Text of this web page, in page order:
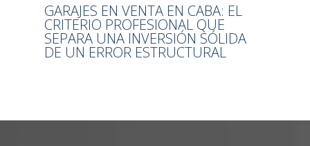
GARAJES EN VENTA EN CABA: EL
CRITERIO PROFESIONAL QUE
SEPARA UNA INVERSIÓN SÓLIDA
DE UN ERROR ESTRUCTURAL